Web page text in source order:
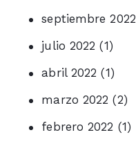
septiembre 2022
julio 2022 (1)
abril 2022 (1)
marzo 2022 (2)
febrero 2022 (1)